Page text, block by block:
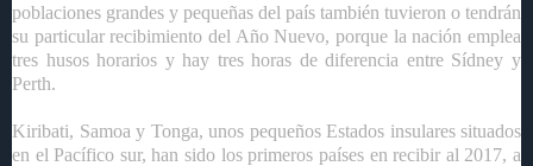
poblaciones grandes y pequeñas del país también tuvieron o tendrán
su particular recibimiento del Año Nuevo, porque la nación emplea
tres husos horarios y hay tres horas de diferencia entre Sídney y
Perth.
Kiribati, Samoa y Tonga, unos pequeños Estados insulares situados
en el Pacífico sur, han sido los primeros países en recibir al 2017, a